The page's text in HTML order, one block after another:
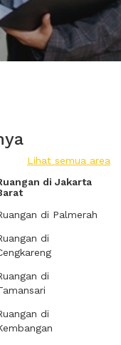
Lihat semua area
di Jakarta
di Palmerah
di
di
di